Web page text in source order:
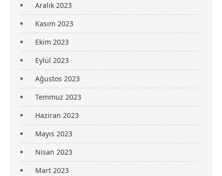
Aralık 2023
Kasım 2023
Ekim 2023
Eylül 2023
Ağustos 2023
Temmuz 2023
Haziran 2023
Mayıs 2023
Nisan 2023
Mart 2023